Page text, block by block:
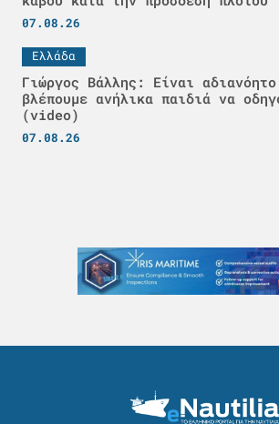
07.08.26
Ελλάδα
Γιώργος Βάλλης: Είναι
βλέπουμε ανήλικα παιδιά να
(video)
07.08.26